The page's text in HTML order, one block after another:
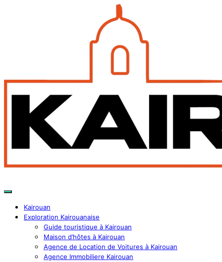
Kairouan
Exploration Kairouanaise
Guide touristique à Kairouan
Maison d’hôtes à Kairouan
Agence de Location de Voitures à Kairouan
Agence Immobiliere Kairouan